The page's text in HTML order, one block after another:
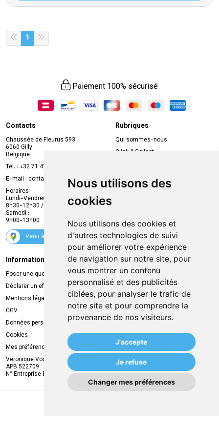
Nous utilisons des
cookies
Nous utilisons des cookies et
d'autres technologies de suivi
pour améliorer votre expérience
de navigation sur notre site, pour
vous montrer un contenu
personnalisé et des publicités
ciblées, pour analyser le trafic de
notre site et pour comprendre la
provenance de nos visiteurs.
J'accepte
Je refuse
Changer mes préférences
1
Paiement 100% sécurisé
Contacts
Chaussée de Fleurus 593
6060 Gilly
Belgique
Tél. : +32 71 41 32 10
E-mail : contact
mvapharma.be
Horaires
Lundi-Vendredi :
8h30-12h30 / 13h30-18h30
Samedi :
9h00-13h00
Venir à la pharmacie
Rubriques
Qui sommes-nous
Click & Collect
Compte professionnel
Envoi d’ordonnance
Suivez-nous
Informations légales
Poser une question
Déclarer un effet indésirable
Mentions légales
CGV
Données personnelles
Cookies
Mes préférences Cookies
Véronique Vos
APB 522709
N° Entreprise BE0749.944.612
Livraison
Retrait à la pharmacie
Livraison chez vous
Livraison dans un Point Relais